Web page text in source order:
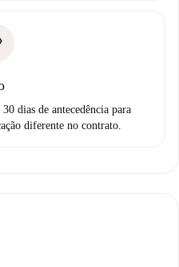
dias de antecedência para
diferente no contrato.